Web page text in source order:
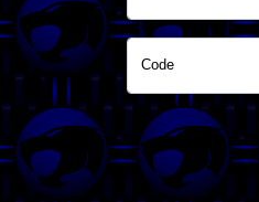
Code